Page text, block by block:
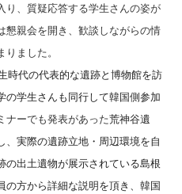
り、質疑応答する学生さんの姿が
懇親会を開き、歓談しながらの情
ました。
時代の代表的な遺跡と博物館を訪
の学生さんも同行して韓国側参加
ナーでも発表があった荒神谷遺
実際の遺跡立地・周辺環境を自
の出土遺物が展示されている島根
の方から詳細な説明を頂き、韓国